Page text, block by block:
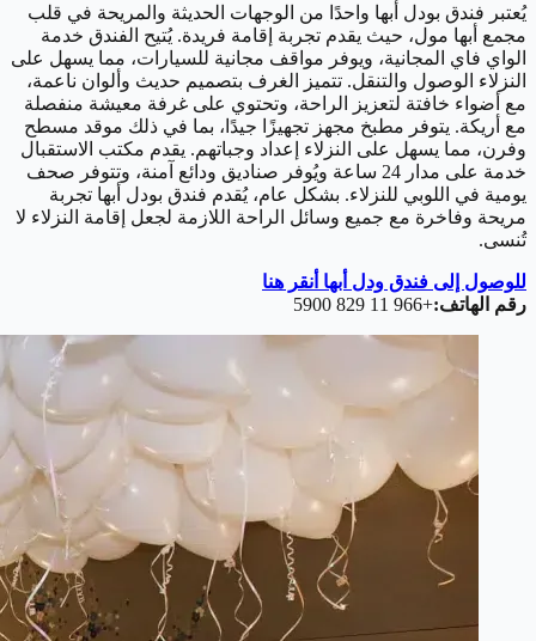
يُعتبر فندق بودل أبها واحدًا من الوجهات الحديثة والمريحة في قلب
مجمع أبها مول، حيث يقدم تجربة إقامة فريدة. يُتيح الفندق خدمة
الواي فاي المجانية، ويوفر مواقف مجانية للسيارات، مما يسهل على
النزلاء الوصول والتنقل. تتميز الغرف بتصميم حديث وألوان ناعمة،
مع أضواء خافتة لتعزيز الراحة، وتحتوي على غرفة معيشة منفصلة
مع أريكة. يتوفر مطبخ مجهز تجهيزًا جيدًا، بما في ذلك موقد مسطح
وفرن، مما يسهل على النزلاء إعداد وجباتهم. يقدم مكتب الاستقبال
خدمة على مدار 24 ساعة ويُوفر صناديق ودائع آمنة، وتتوفر صحف
يومية في اللوبي للنزلاء. بشكل عام، يُقدم فندق بودل أبها تجربة
مريحة وفاخرة مع جميع وسائل الراحة اللازمة لجعل إقامة النزلاء لا
تُنسى.
للوصول إلى فندق ودل أبها أنقر هنا
رقم الهاتف:+966 11 829 5900